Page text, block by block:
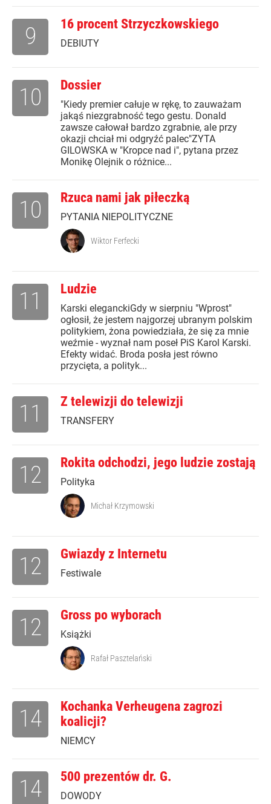
16 procent Strzyczkowskiego
DEBIUTY
9
Dossier
"Kiedy premier całuje w rękę, to zauważam
jakąś niezgrabność tego gestu. Donald
zawsze całował bardzo zgrabnie, ale przy
okazji chciał mi odgryźć palec"ZYTA
GILOWSKA w "Kropce nad i", pytana przez
Monikę Olejnik o różnice...
10
Rzuca nami jak piłeczką
PYTANIA NIEPOLITYCZNE
10
Wiktor Ferfecki
Ludzie
Karski eleganckiGdy w sierpniu "Wprost"
ogłosił, że jestem najgorzej ubranym polskim
politykiem, żona powiedziała, że się za mnie
weźmie - wyznał nam poseł PiS Karol Karski.
Efekty widać. Broda posła jest równo
przycięta, a polityk...
11
Z telewizji do telewizji
TRANSFERY
11
Rokita odchodzi, jego ludzie zostają
Polityka
12
Michał Krzymowski
Gwiazdy z Internetu
Festiwale
12
Gross po wyborach
Książki
12
Rafał Pasztelański
Kochanka Verheugena zagrozi
koalicji?
NIEMCY
14
500 prezentów dr. G.
DOWODY
14